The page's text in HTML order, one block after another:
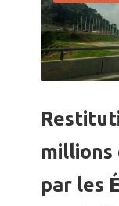
millions
par les